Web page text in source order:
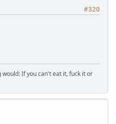
#320
If you can't eat it, fuck it or